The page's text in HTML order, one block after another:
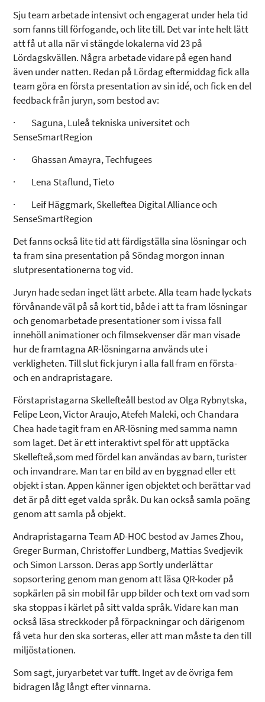
Sju team arbetade intensivt och engagerat under hela tid
som fanns till förfogande, och lite till. Det var inte helt lätt
att få ut alla när vi stängde lokalerna vid 23 på
Lördagskvällen. Några arbetade vidare på egen hand
även under natten. Redan på Lördag eftermiddag fick alla
team göra en första presentation av sin idé, och fick en del
feedback från juryn, som bestod av:
· Saguna, Luleå tekniska universitet och
SenseSmartRegion
· Ghassan Amayra, Techfugees
· Lena Staflund, Tieto
· Leif Häggmark, Skelleftea Digital Alliance och
SenseSmartRegion
Det fanns också lite tid att färdigställa sina lösningar och
ta fram sina presentation på Söndag morgon innan
slutpresentationerna tog vid.
Juryn hade sedan inget lätt arbete. Alla team hade lyckats
förvånande väl på så kort tid, både i att ta fram lösningar
och genomarbetade presentationer som i vissa fall
innehöll animationer och filmsekvenser där man visade
hur de framtagna AR-lösningarna används ute i
verkligheten. Till slut fick juryn i alla fall fram en första-
och en andrapristagare.
Förstapristagarna Skellefteåll bestod av Olga Rybnytska,
Felipe Leon, Victor Araujo, Atefeh Maleki, och Chandara
Chea hade tagit fram en AR-lösning med samma namn
som laget. Det är ett interaktivt spel för att upptäcka
Skellefteå,som med fördel kan användas av barn, turister
och invandrare. Man tar en bild av en byggnad eller ett
objekt i stan. Appen känner igen objektet och berättar vad
det är på ditt eget valda språk. Du kan också samla poäng
genom att samla på objekt.
Andrapristagarna Team AD-HOC bestod av James Zhou,
Greger Burman, Christoffer Lundberg, Mattias Svedjevik
och Simon Larsson. Deras app Sortly underlättar
sopsortering genom man genom att läsa QR-koder på
sopkärlen på sin mobil får upp bilder och text om vad som
ska stoppas i kärlet på sitt valda språk. Vidare kan man
också läsa streckkoder på förpackningar och därigenom
få veta hur den ska sorteras, eller att man måste ta den till
miljöstationen.
Som sagt, juryarbetet var tufft. Inget av de övriga fem
bidragen låg långt efter vinnarna.